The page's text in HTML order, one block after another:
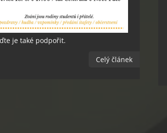
je také podpořit.
Celý článek